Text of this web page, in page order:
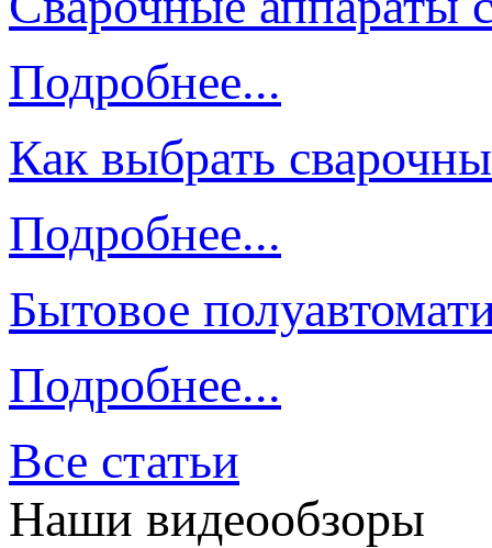
Подробнее...
Как выбрать
Подробнее...
Бытовое
Подробнее...
Все статьи
Наши видеообзоры